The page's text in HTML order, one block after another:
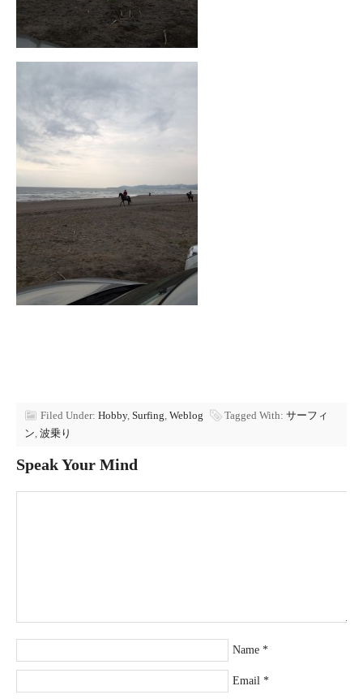
Filed Under: Hobby, Surfing, Weblog Tagged With: サーフィ
ン, 波乗り
Speak Your Mind
Name *
Email *